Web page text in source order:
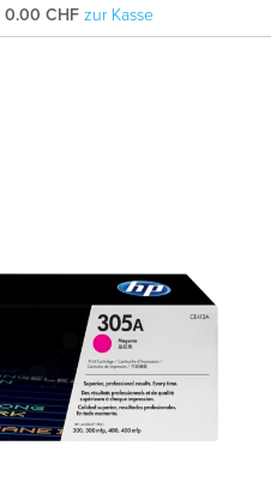
0.00 CHF zur Kasse